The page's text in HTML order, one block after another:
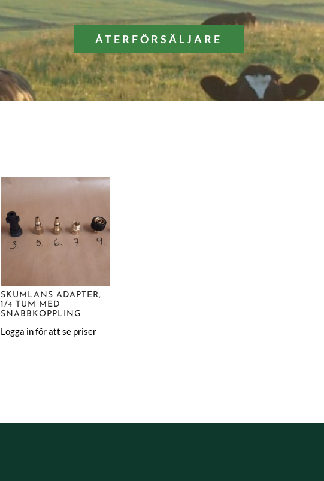
ÅTERFÖRSÄLJARE
SKUMLANS ADAPTER,
1/4 TUM MED
SNABBKOPPLING
Logga in för att se priser